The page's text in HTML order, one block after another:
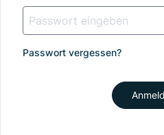
Passwort vergessen?